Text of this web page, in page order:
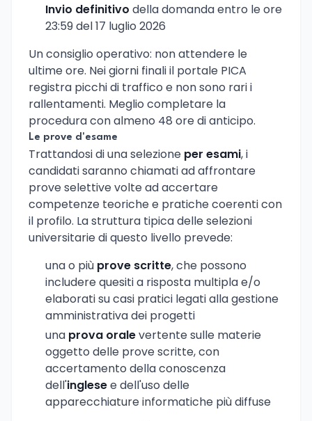
Invio definitivo della domanda entro le ore
23:59 del 17 luglio 2026
Un consiglio operativo: non attendere le
ultime ore. Nei giorni finali il portale PICA
registra picchi di traffico e non sono rari i
rallentamenti. Meglio completare la
procedura con almeno 48 ore di anticipo.
Le prove d'esame
Trattandosi di una selezione per esami, i
candidati saranno chiamati ad affrontare
prove selettive volte ad accertare
competenze teoriche e pratiche coerenti con
il profilo. La struttura tipica delle selezioni
universitarie di questo livello prevede:
una o più prove scritte, che possono
includere quesiti a risposta multipla e/o
elaborati su casi pratici legati alla gestione
amministrativa dei progetti
una prova oralevertente sulle materie
oggetto delle prove scritte, con
accertamento della conoscenza
dell'inglesee dell'uso delle
apparecchiature informatiche più diffuse